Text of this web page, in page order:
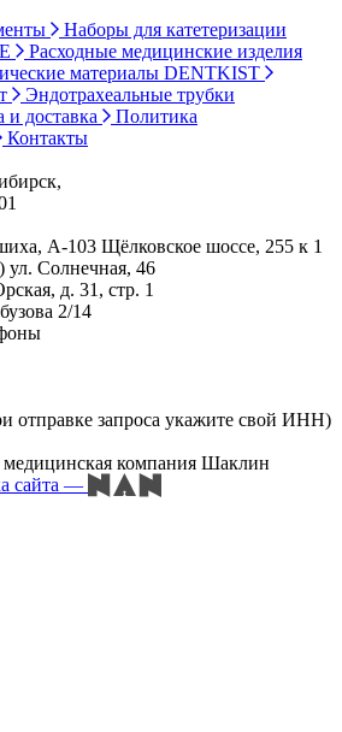
Наборы для катетеризации
Расходные медицинские изделия
материалы DENTKIST
Эндотрахеальные трубки
и доставка
Политика
Контакты
А-103 Щёлковское шоссе, 255 к 1
ул. Солнечная, 46
д. 31, стр. 1
2/14
отправке запроса укажите свой ИНН)
компания Шаклин
сайта —